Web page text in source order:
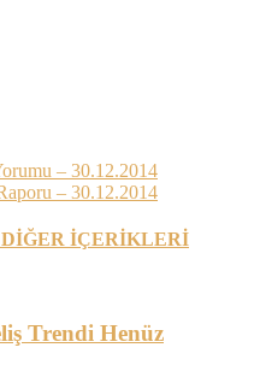
– 30.12.2014
– 30.12.2014
İÇERİKLERİ
Trendi Henüz